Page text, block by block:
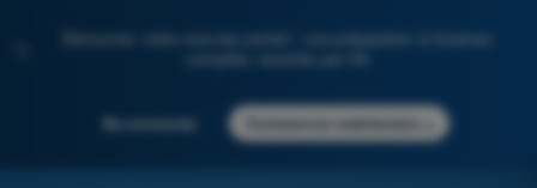
Découvrez notre nouveau portail : une préparation à l'examen
Se connecter Commencer maintenant